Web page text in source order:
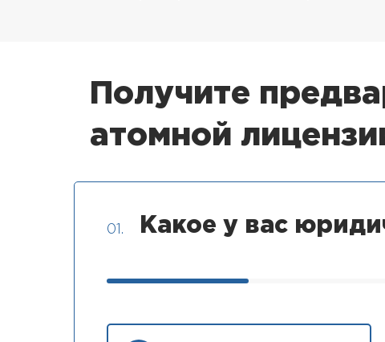
Получите
атомной
01. Какое у вас